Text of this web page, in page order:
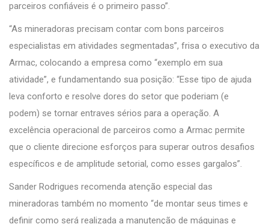
parceiros confiáveis é o primeiro passo”.
“As mineradoras precisam contar com bons parceiros
especialistas em atividades segmentadas”, frisa o executivo da
Armac, colocando a empresa como “exemplo em sua
atividade”, e fundamentando sua posição: “Esse tipo de ajuda
leva conforto e resolve dores do setor que poderiam (e
podem) se tornar entraves sérios para a operação. A
excelência operacional de parceiros como a Armac permite
que o cliente direcione esforços para superar outros desafios
específicos e de amplitude setorial, como esses gargalos”.
Sander Rodrigues recomenda atenção especial das
mineradoras também no momento “de montar seus times e
definir como será realizada a manutenção de máquinas e